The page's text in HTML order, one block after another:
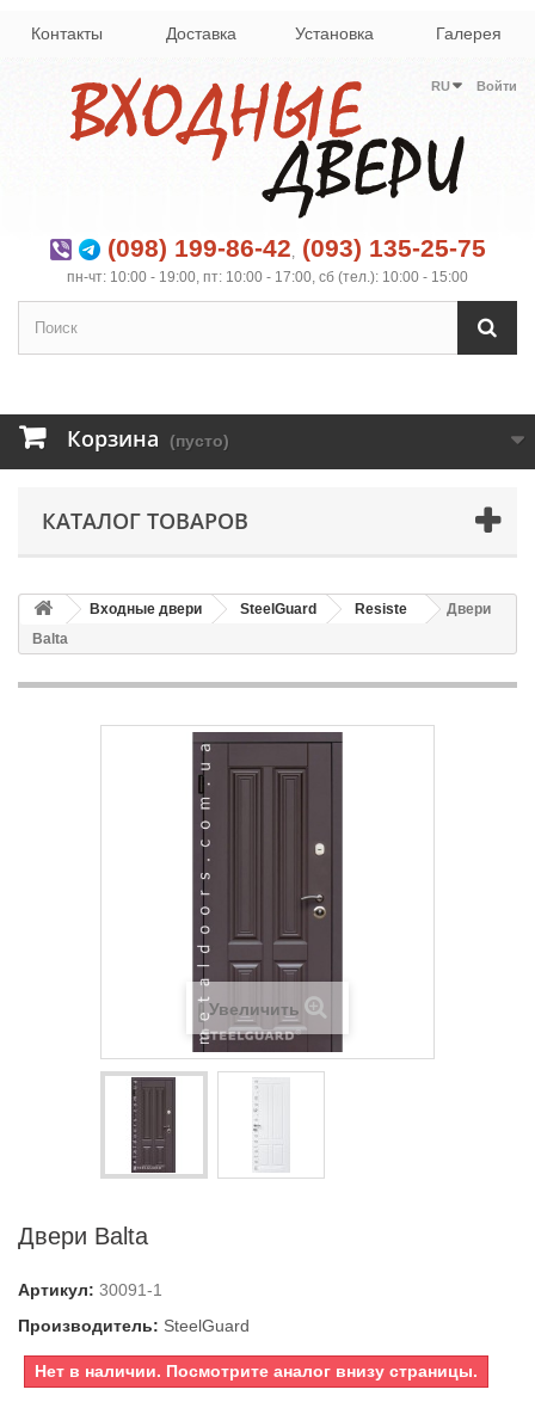
Контакты Доставка Установка Галерея
Войти
RU
(098) 199-86-42, (093) 135-25-75
пн-чт: 10:00 - 19:00, пт: 10:00 - 17:00, сб (тел.): 10:00 - 15:00
Корзина (пусто)
КАТАЛОГ ТОВАРОВ
Входные двери SteelGuard Resiste
Двери
Balta
Увеличить
Двери Balta
Артикул: 30091-1
Производитель: SteelGuard
Нет в наличии. Посмотрите аналог внизу страницы.